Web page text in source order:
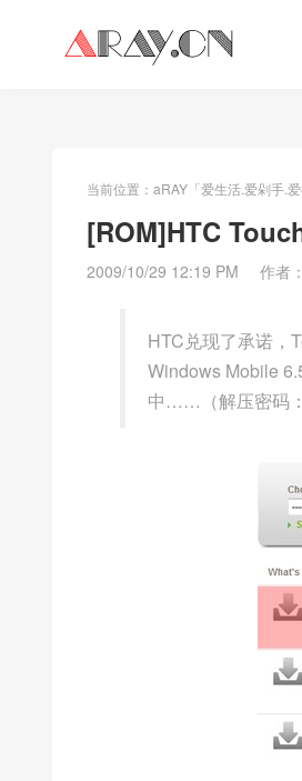
当前位置： aRAY「爱生活.爱剁手.爱
[ROM]HTC
2009/10/29 12:19 PM 作者：
HTC兑现了承诺，
Windows Mobile
中……（解压密码：